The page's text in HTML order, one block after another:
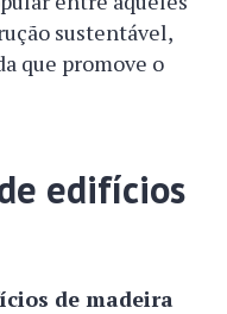
sustentável,
que promove o
edifícios
de madeira